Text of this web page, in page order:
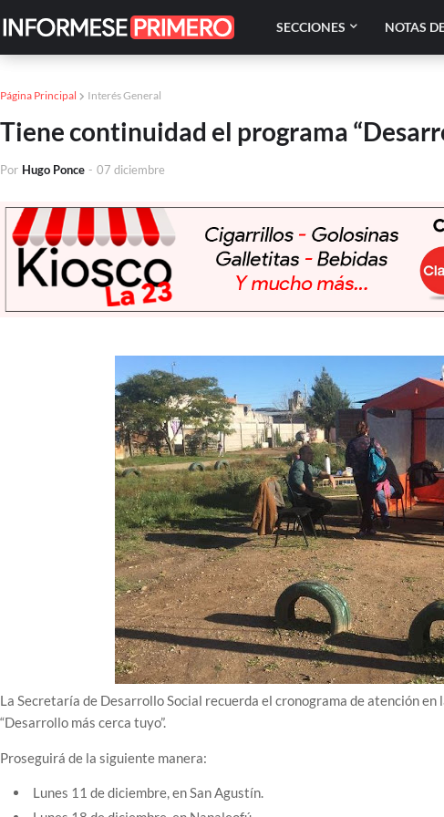
SECCIONES NOTAS
Página Principal Interés General
Tiene continuidad el programa
Por Hugo Ponce - 07 diciembre
La Secretaría de Desarrollo Social recuerda el cronograma de atención
“Desarrollo más cerca tuyo”.
Proseguirá de la siguiente manera:
Lunes 11 de diciembre, en San Agustín.